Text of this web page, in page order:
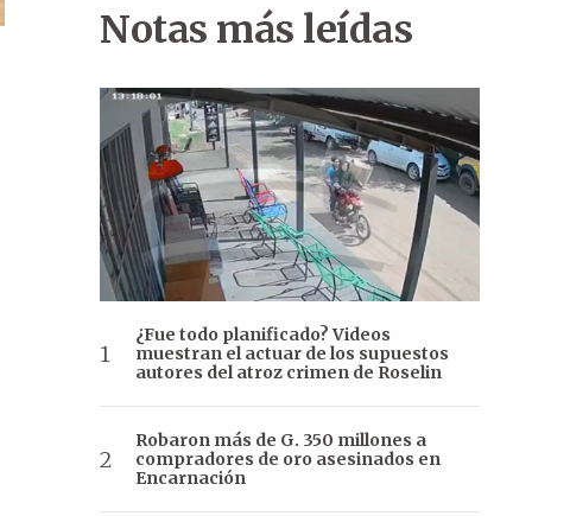
Notas más leídas
¿Fue todo planificado? Videos
muestran el actuar de los supuestos
autores del atroz crimen de Roselin
Robaron más de G. 350 millones a
compradores de oro asesinados en
Encarnación